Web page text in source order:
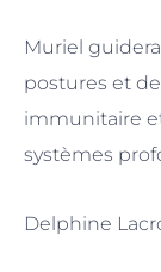
Muriel
postures et
immunitaire
systèmes
Delphine